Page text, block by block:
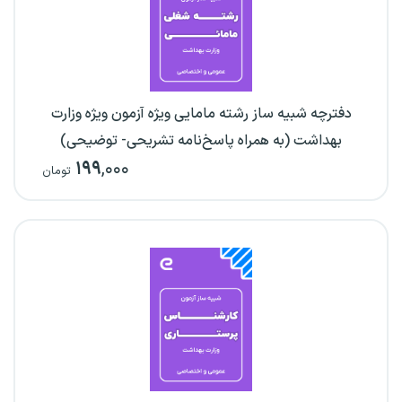
دفترچه شبیه ساز رشته مامایی ویژه آزمون ویژه وزارت
بهداشت (به همراه پاسخ‌نامه تشریحی- توضیحی)
۱۹۹,۰۰۰ تومان